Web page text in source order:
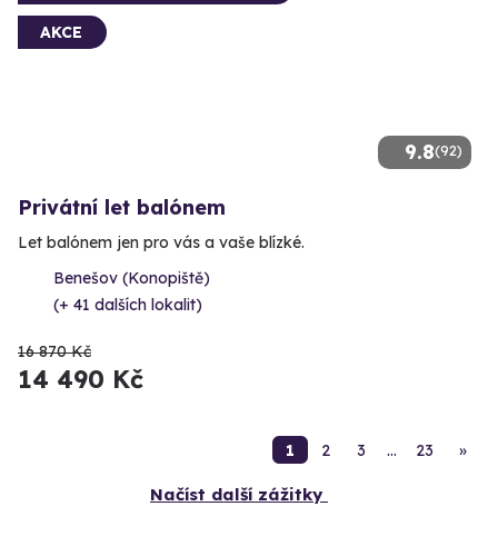
9.8(92)
AKCE
Privátní let balónem
Let balónem jen pro vás a vaše blízké.
Benešov (Konopiště)
(+ 41 dalších lokalit)
16 870 Kč
14 490 Kč
1 2 3 … 23 »
Načíst další zážitky